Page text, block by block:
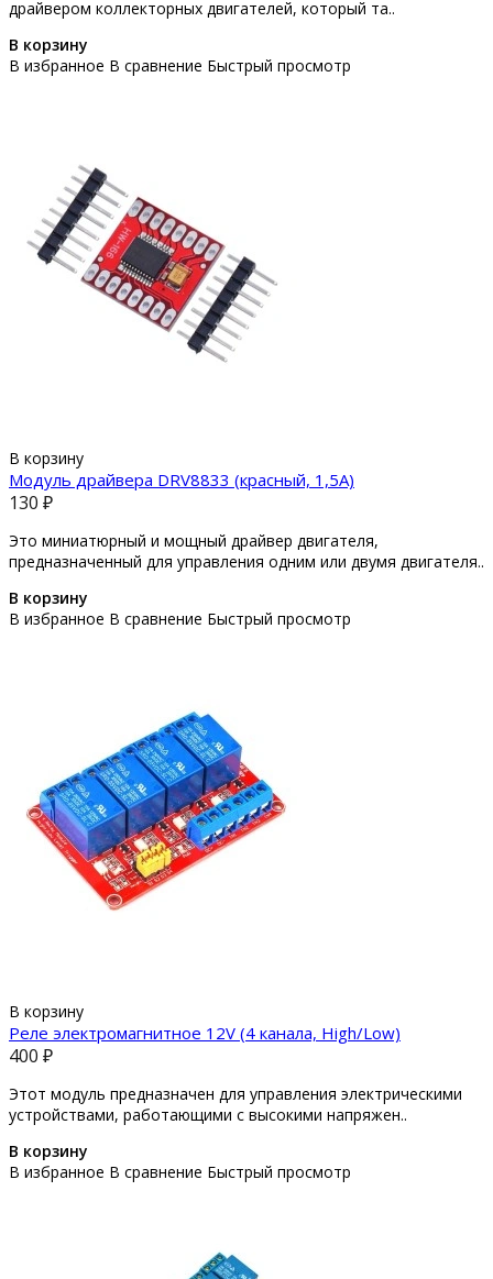
драйвером коллекторных двигателей, который та..
В корзину
В избранное В сравнение Быстрый просмотр
В корзину
Модуль драйвера DRV8833 (красный, 1,5A)
130 ₽
Это миниатюрный и мощный драйвер двигателя,
предназначенный для управления одним или двумя двигателя..
В корзину
В избранное В сравнение Быстрый просмотр
В корзину
Реле электромагнитное 12V (4 канала, High/Low)
400 ₽
Этот модуль предназначен для управления электрическими
устройствами, работающими с высокими напряжен..
В корзину
В избранное В сравнение Быстрый просмотр